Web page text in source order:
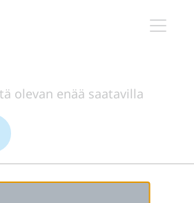
olevan enää saatavilla